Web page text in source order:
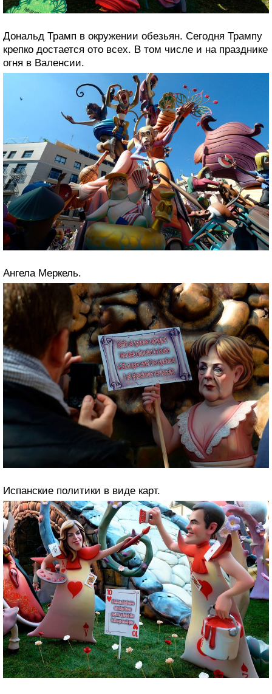
Дональд Трамп в окружении обезьян. Сегодня Трампу
крепко достается ото всех. В том числе и на празднике
огня в Валенсии.
Ангела Меркель.
Испанские политики в виде карт.